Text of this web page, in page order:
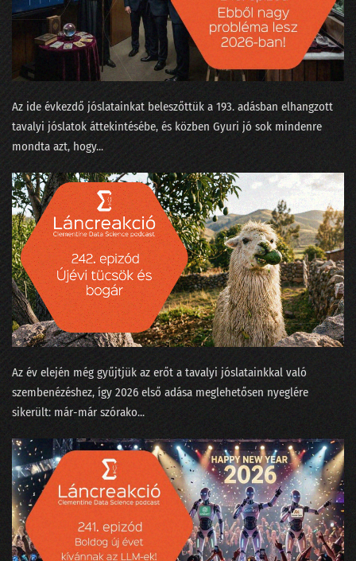
30. Süti-apokalipszis a konferencián
29. Hányféleképpen lehet igent mondani?
28. Okoswhisky egy jó MI-sakkpartihoz?
27. Humánus-e a személyzetis az adatbányában?
25. Válogatáskazetták a Spotify korából
24. Néha az adatelemzők is szemészetre viszik a fájó fogú beteget
23. Mikortól gyűlölik meg a matekot a gyerekek?
22. Kinek higgyünk - jövőkutatók vagy laikusok?
21. Trágya vagy olaj?
20. Ne mássz fára, mert elüt a villamos
19. Szárnyalj szabadon, szép adattudósom!
18. Magyarázzuk az MI bizonyítványát
17. Nekünk minden egyformán popzene?
16. A falevél-számlálás hitelesítése és a Coelho-i mosoly
15. Gólok, árvizek és lórúgások
14. A hangok a nadrágzsebünkben mindent tudnak az a4-es méretéről
Az ide évkezdő jóslatainkat beleszőttük a 193. adásban elhangzott
tavalyi jóslatok áttekintésébe, és közben Gyuri jó sok mindenre
mondta azt, hogy...
Az év elején még gyűjtjük az erőt a tavalyi jóslatainkkal való
szembenézéshez, így 2026 első adása meglehetősen nyeglére
sikerült: már-már szórako...